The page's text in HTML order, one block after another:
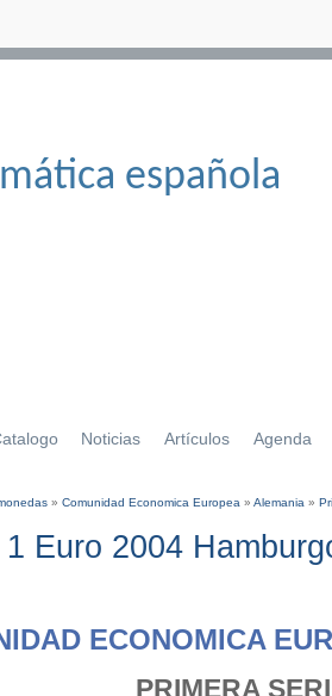
española
Noticias Artículos Agenda
» Comunidad Economica Europea » Alemania »
1 Euro 2004
ECONOMICA
PRIMERA